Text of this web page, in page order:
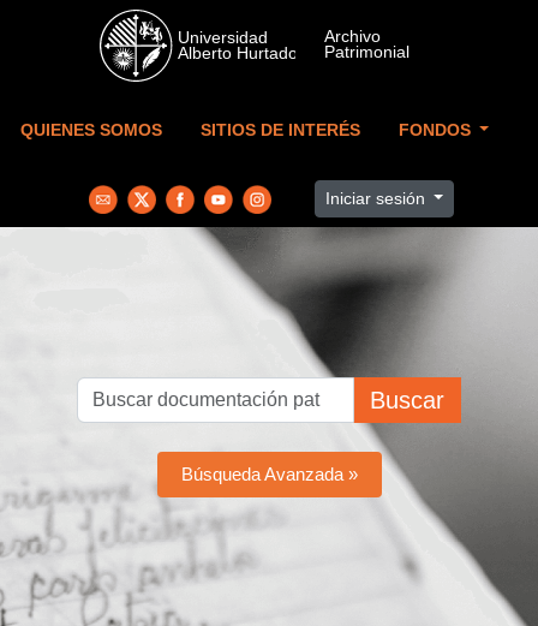
Skip to main content
QUIENES SOMOS SITIOS DE INTERÉS FONDOS
Iniciar sesión
Buscar
Búsqueda Avanzada »